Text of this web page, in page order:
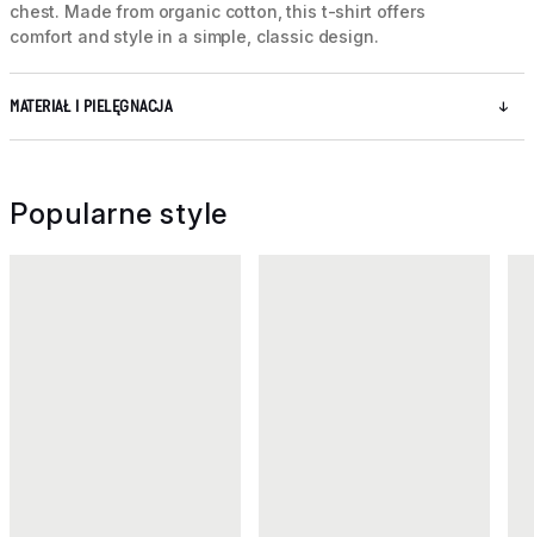
chest. Made from organic cotton, this t-shirt offers
comfort and style in a simple, classic design.
MATERIAŁ I PIELĘGNACJA
Popularne style